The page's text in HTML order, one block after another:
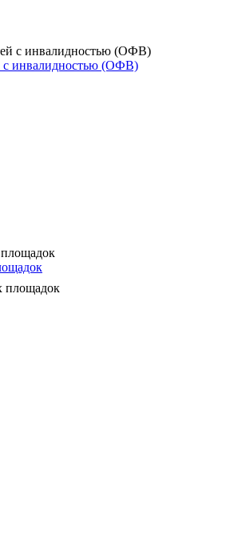
с инвалидностью (ОФВ)
площадок